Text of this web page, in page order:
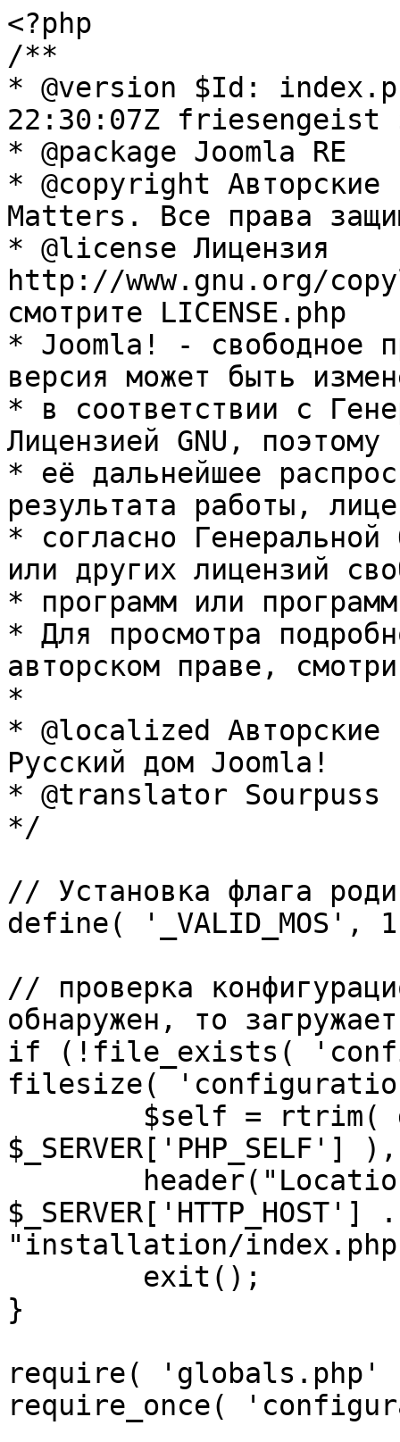
<?php
/**
* @version $Id:
22:30:07Z friesengeist
* @package Joomla RE
* @copyright Авторские
Matters. Все права
* @license Лицензия
http://www.gnu.org/
смотрите LICENSE.php
* Joomla! - свободное
версия может быть
* в соответствии с
Лицензией GNU, поэтому
* её дальнейшее
результата работы,
* согласно Генеральной
или других лицензий
* программ или
* Для просмотра
авторском праве,
*
* @localized Авторские
Русский дом Joomla!
* @translator Sourpuss
*/
// Установка флага
define( '_VALID_MOS',
// проверка
обнаружен, то
if (!file_exists(
filesize(
"installation/
}
require(
require_once(